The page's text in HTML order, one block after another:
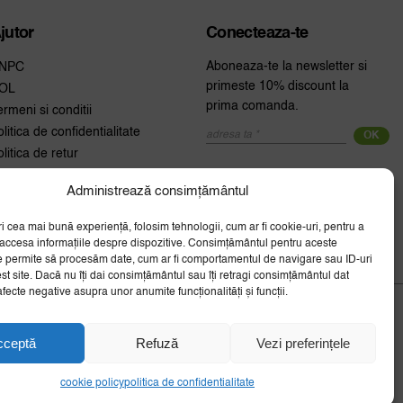
Administrează consimțământul
cea mai bună experiență, folosim tehnologii, cum ar fi cookie-uri, pentru a
informațiile despre dispozitive. Consimțământul pentru aceste
permite să procesăm date, cum ar fi comportamentul de navigare sau ID-uri
site. Dacă nu îți dai consimțământul sau îți retragi consimțământul dat
negative asupra unor anumite funcționalități și funcții.
Refuză Vezi preferințele
cookie policypolitica de confidentialitate
si conditii
de confidentialitate
de retur
Conecteaza-te
Aboneaza-te la newsletter si
primeste 10% discount la
prima comanda.
OK